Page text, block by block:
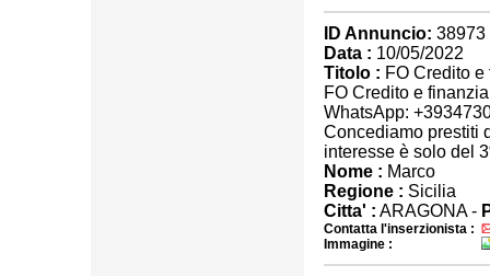
ID Annuncio: 38973
Data : 10/05/2022
Titolo : FO Credito
FO Credito e
WhatsApp:
Concediamo prestiti
interesse è solo del
Nome : Marco
Regione : Sicilia
Citta' : ARAGONA -
Contatta l'inserzionista :
Immagine :